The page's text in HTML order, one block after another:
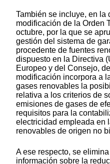
También se incluye, en la
modificación de la Orden
octubre, por la que se
gestión del sistema de
procedente de fuentes
dispuesto en la Directiva
Europeo y del Consejo,
modificación incorpora a
gases renovables la
relativa a los criterios de
emisiones de gases de
requisitos para la
electricidad empleada en
renovables de origen no
A ese respecto, se
información sobre la